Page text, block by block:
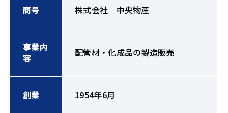
商号 株式会社 中央物産
事業内
容
配管材・化成品の製造販売
創業 1954年6月